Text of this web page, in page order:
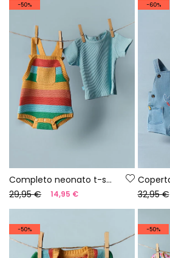
-50%
Completo neonato t-shirt e salopette righe multicolore
29,95 €
14,95 €
-60%
32,95 €
-50% -50%